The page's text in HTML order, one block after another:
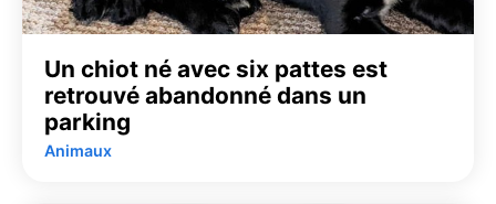
Un chiot né avec six pattes est
retrouvé abandonné dans un
parking
Animaux